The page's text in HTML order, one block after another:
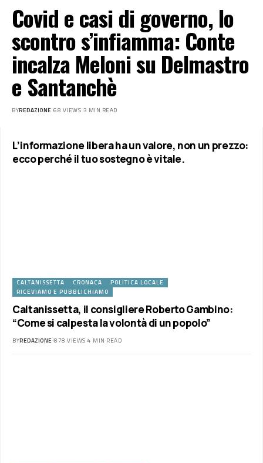
Covid e casi di governo, lo
scontro s’infiamma: Conte
incalza Meloni su Delmastro
e Santanchè
BYREDAZIONE 68 VIEWS 3 MIN READ
L’informazione libera ha un valore, non un prezzo:
ecco perché il tuo sostegno è vitale.
CALTANISSETTA CRONACA
POLITICA LOCALE
RICEVIAMO E PUBBLICHIAMO
Caltanissetta, il consigliere Roberto Gambino:
“Come si calpesta la volontà di un popolo”
BYREDAZIONE 878 VIEWS 4 MIN READ